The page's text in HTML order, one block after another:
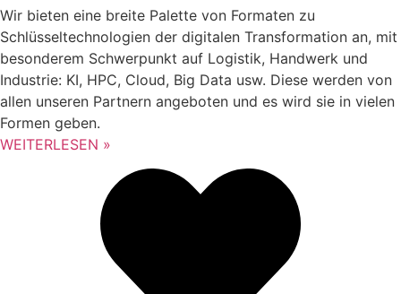
Wir bieten eine breite Palette von Formaten zu
Schlüsseltechnologien der digitalen Transformation an, mit
besonderem Schwerpunkt auf Logistik, Handwerk und
Industrie: KI, HPC, Cloud, Big Data usw. Diese werden von
allen unseren Partnern angeboten und es wird sie in vielen
Formen geben.
WEITERLESEN »